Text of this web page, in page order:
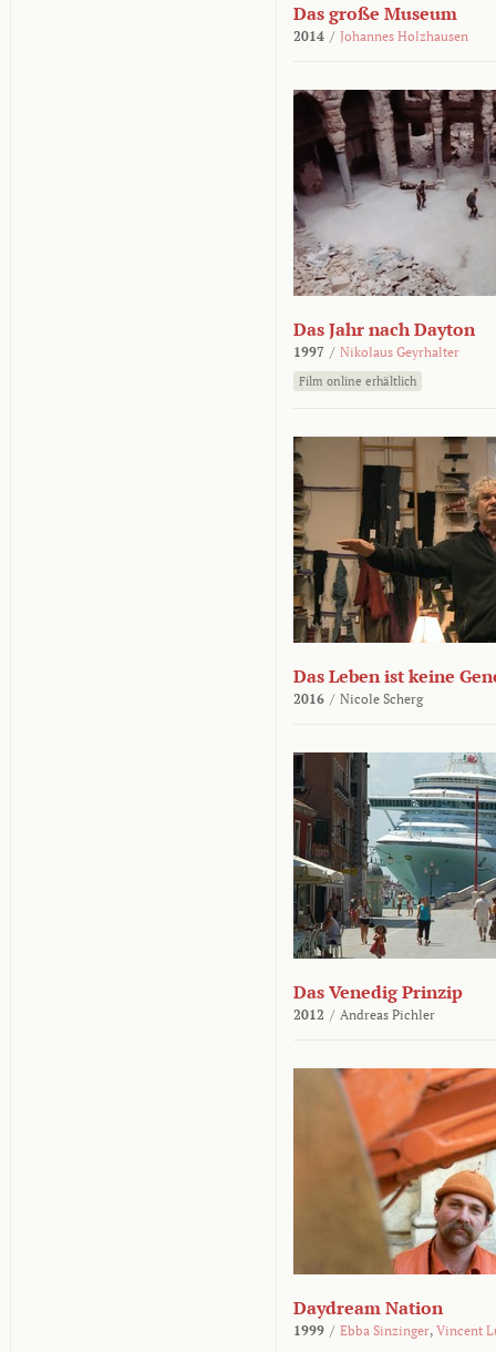
Das große Museum
2014 / Johannes Holzhausen
Das Jahr nach Dayton
1997 / Nikolaus Geyrhalter
Film online erhältlich
Das Leben ist keine
2016 / Nicole Scherg
Das Venedig Prinzip
2012 / Andreas Pichler
Daydream Nation
1999 / Ebba Sinzinger, Vincent